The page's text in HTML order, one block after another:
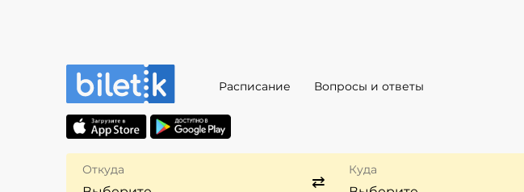
Расписание Вопросы и ответы
Откуда Куда